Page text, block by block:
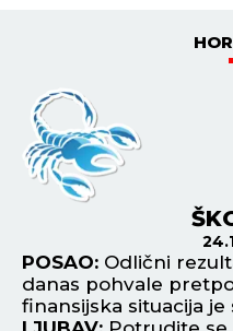
POSAO: Odlični
danas pohvale
finansijska situacija je